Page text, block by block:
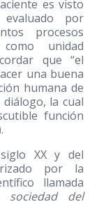
es visto
por
procesos
unidad
que “el
una buena
humana de
la cual
función
XX y del
por la
llamada
del